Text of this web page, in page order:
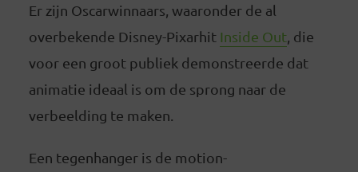
Er zijn Oscarwinnaars, waaronder de al
overbekende Disney-Pixarhit Inside Out, die
voor een groot publiek demonstreerde dat
animatie ideaal is om de sprong naar de
verbeelding te maken.
Een tegenhanger is de motion-